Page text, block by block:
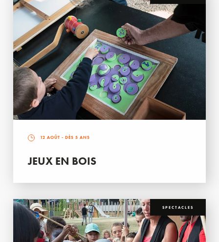
12 AOÛT - DÈS 5 ANS
JEUX EN BOIS
SPECTACLES